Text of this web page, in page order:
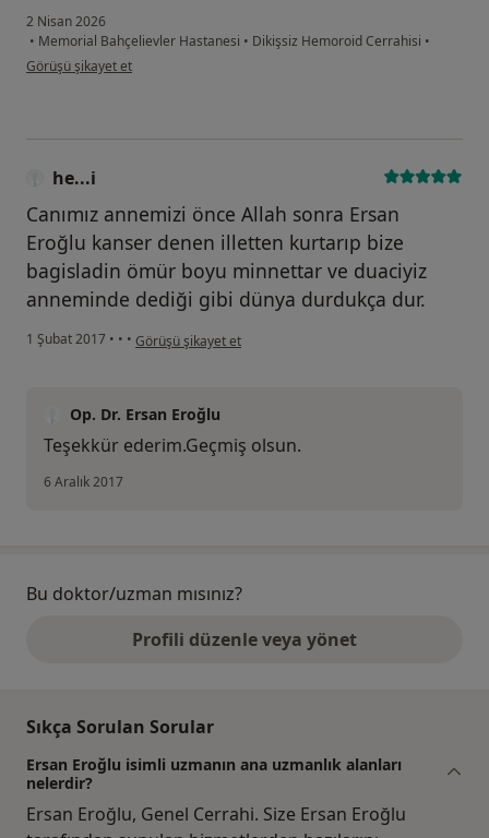
2 Nisan 2026
• Memorial Bahçelievler Hastanesi • Dikişsiz Hemoroid Cerrahisi •
kullanıcının görüşüne göre h....m
Görüşü şikayet et
he...i
Canımız annemizi önce Allah sonra Ersan
Eroğlu kanser denen illetten kurtarıp bize
bagisladin ömür boyu minnettar ve duaciyiz
anneminde dediği gibi dünya durdukça dur.
1 Şubat 2017 • • • kullanıcının görüşüne göre he...i
Görüşü şikayet et
Op. Dr. Ersan Eroğlu
Teşekkür ederim.Geçmiş olsun.
6 Aralık 2017
Bu doktor/uzman mısınız?
Profili düzenle veya yönet
Sıkça Sorulan Sorular
Ersan Eroğlu isimli uzmanın ana uzmanlık alanları
nelerdir?
Ersan Eroğlu, Genel Cerrahi. Size Ersan Eroğlu